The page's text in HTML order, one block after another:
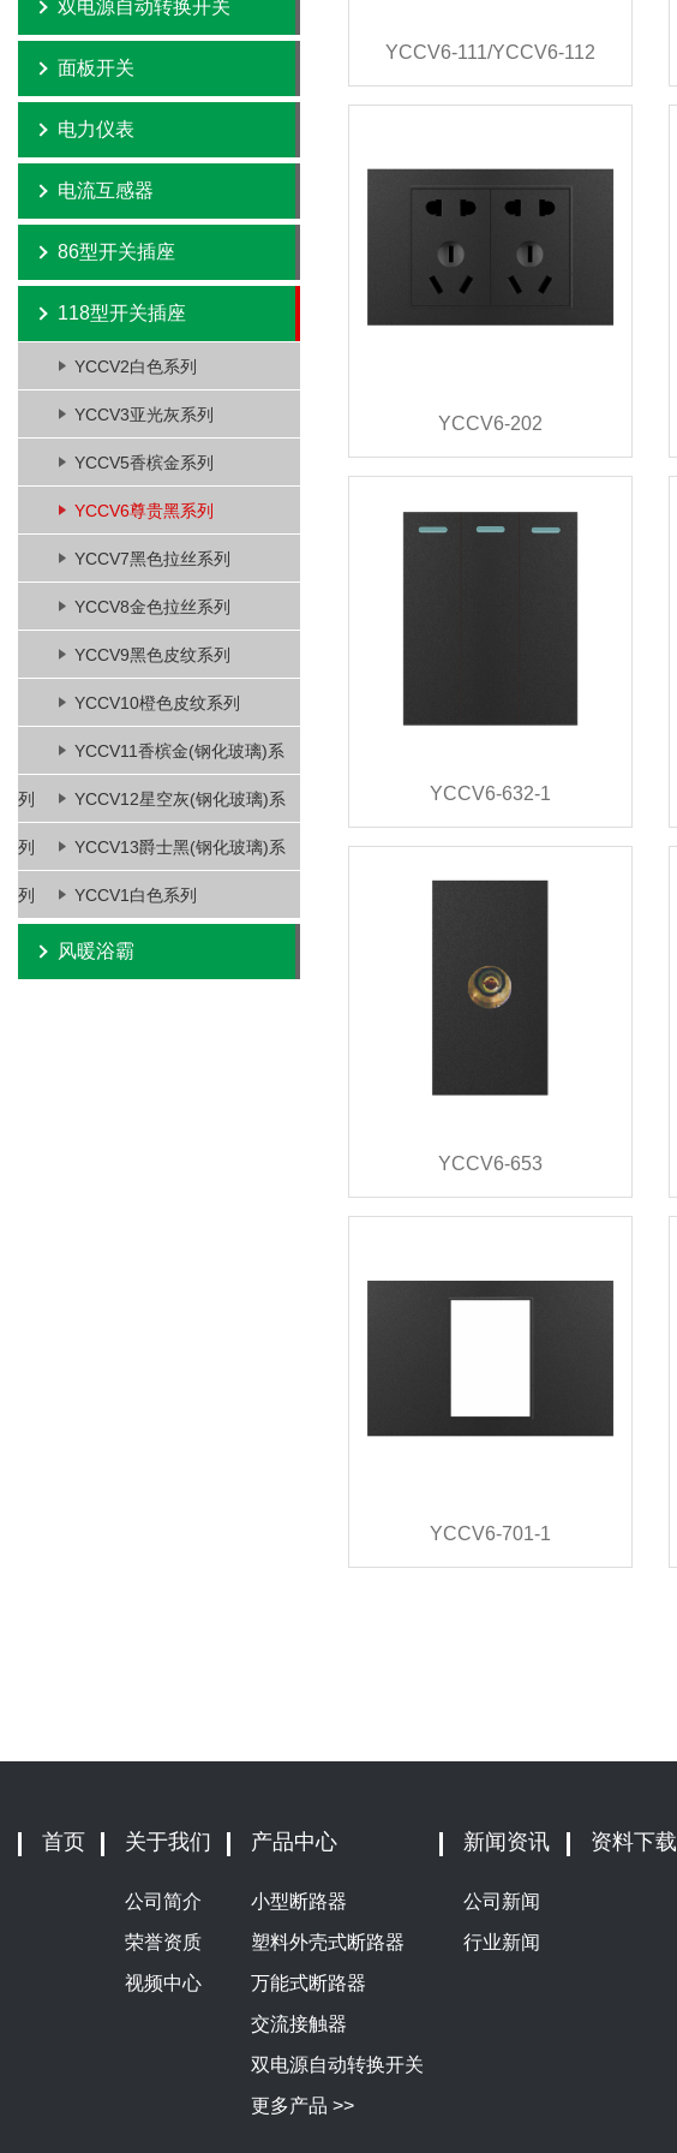
双电源自动转换开关
面板开关
电力仪表
电流互感器
86型开关插座
118型开关插座
YCCV2白色系列
YCCV3亚光灰系列
YCCV5香槟金系列
YCCV6尊贵黑系列
YCCV7黑色拉丝系列
YCCV8金色拉丝系列
YCCV9黑色皮纹系列
YCCV10橙色皮纹系列
YCCV11香槟金(钢化玻璃)系
列 YCCV12星空灰(钢化玻璃)系
列 YCCV13爵士黑(钢化玻璃)系
列 YCCV1白色系列
风暖浴霸
YCCV6-111/YCCV6-112
YCCV6-202
YCCV6-632-1
YCCV6-653
YCCV6-701-1
首页 关于我们
公司简介
荣誉资质
视频中心
产品中心
小型断路器
塑料外壳式断路器
万能式断路器
交流接触器
双电源自动转换开关
更多产品 >>
新闻资讯
公司新闻
行业新闻
资料下载